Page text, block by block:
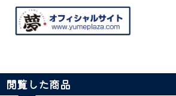
閲覧した商品